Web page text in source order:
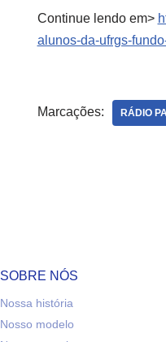
Continue lendo em>
alunos-da-ufrgs-
Marcações: RÁDIO
SOBRE NÓS
Nossa história
Nosso modelo